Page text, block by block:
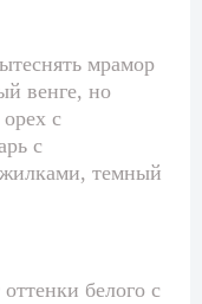
мрамор
венге, но
с
с
темный
белого с